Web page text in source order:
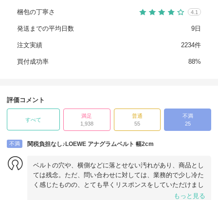
梱包の丁寧さ 4.1
発送までの平均日数 9日
注文実績 2234件
買付成功率 88%
評価コメント
すべて
満足
1,938
普通
55
不満
25
不満 関税負担なし♪LOEWE アナグラムベルト 幅2cm
ベルトの穴や、横側などに落とせない汚れがあり、商品とし
ては残念。ただ、問い合わせに対しては、業務的で少し冷た
く感じたものの、とても早くリスポンスをしていただけまし
もっと見る